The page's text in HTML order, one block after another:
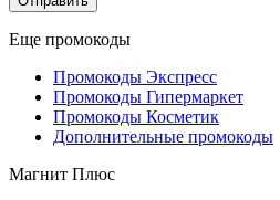
Еще промокоды
Промокоды Экспресс
Промокоды Гипермаркет
Промокоды Косметик
Дополнительные промокоды
Магнит Плюс